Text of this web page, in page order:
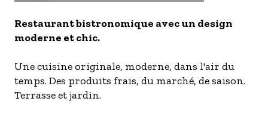
LES OFFRES MYPROVENCE
Restaurant bistronomique avec un design
moderne et chic.
Une cuisine originale, moderne, dans l'air du
temps. Des produits frais, du marché, de saison.
Terrasse et jardin.